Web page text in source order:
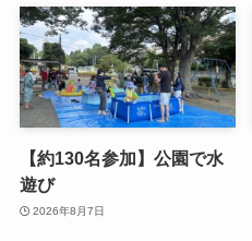
【約130名参加】公園で水
遊び
2026年8月7日